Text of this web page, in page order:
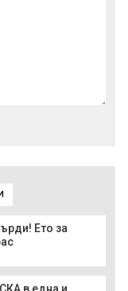
Ето за